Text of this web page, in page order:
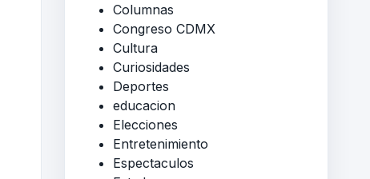
Columnas
Congreso CDMX
Cultura
Curiosidades
Deportes
educacion
Elecciones
Entretenimiento
Espectaculos